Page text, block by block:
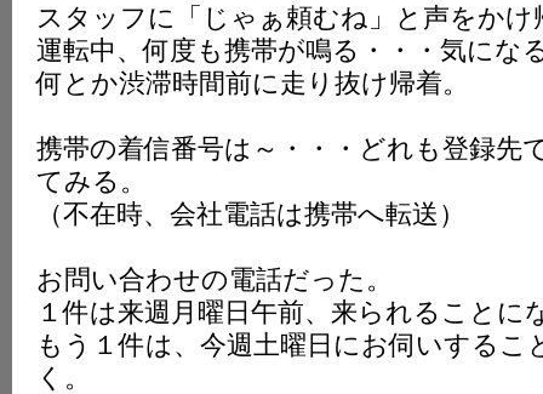
スタッフに「じゃぁ頼むね」と声をかけ
運転中、何度も携帯が鳴る・・・気にな
何とか渋滞時間前に走り抜け帰着。
携帯の着信番号は～・・・どれも登録先
てみる。
（不在時、会社電話は携帯へ転送）
お問い合わせの電話だった。
１件は来週月曜日午前、来られることに
もう１件は、今週土曜日にお伺いするこ
く。